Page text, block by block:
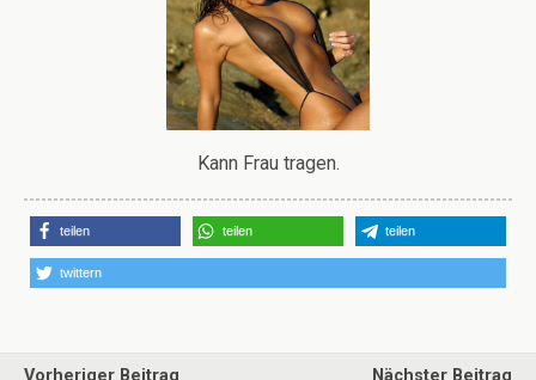
Kann Frau tragen.
teilen teilen teilen
twittern